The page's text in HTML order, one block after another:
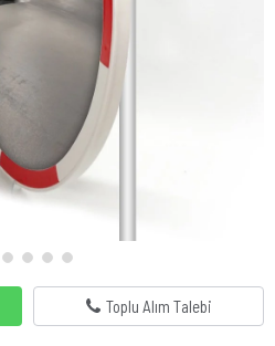
Toplu Alım Talebi